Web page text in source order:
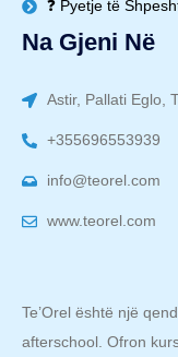
❓ Pyetje të
Na Gjeni Në
Astir, Pallati Eglo,
+355696553939
info@teorel.com
www.teorel.com
Te’Orel është një
afterschool. Ofron